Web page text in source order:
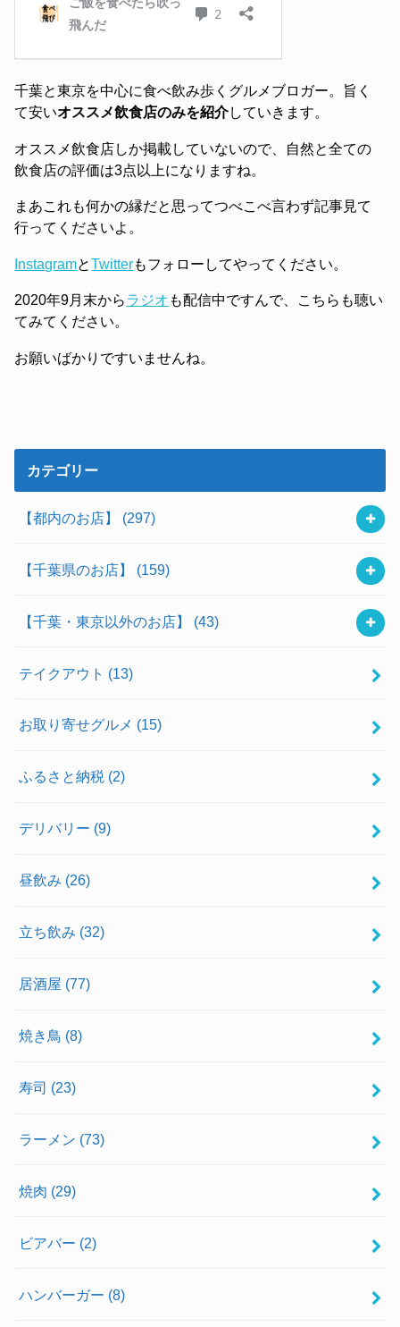
千葉と東京を中心に食べ飲み歩くグルメブロガー。旨く
て安いオススメ飲食店のみを紹介していきます。
オススメ飲食店しか掲載していないので、自然と全ての
飲食店の評価は3点以上になりますね。
まあこれも何かの縁だと思ってつべこべ言わず記事見て
行ってくださいよ。
InstagramとTwitterもフォローしてやってください。
2020年9月末からラジオ も配信中ですんで、こちらも聴い
てみてください。
お願いばかりですいませんね。
カテゴリー
【都内のお店】 (297)
【千葉県のお店】 (159)
【千葉・東京以外のお店】 (43)
テイクアウト (13)
お取り寄せグルメ (15)
ふるさと納税 (2)
デリバリー (9)
昼飲み (26)
立ち飲み (32)
居酒屋 (77)
焼き鳥 (8)
寿司 (23)
ラーメン (73)
焼肉 (29)
ビアバー (2)
ハンバーガー (8)